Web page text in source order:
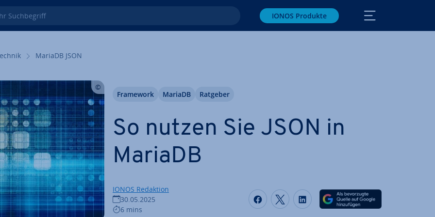
Such­be­griff IONOS Produkte
MariaDB JSON
So nutzen Sie JSON in
MariaDB
IONOS Redaktion
30.05.2025
6 mins
Auf Facebook teilen
Auf Twitter teilen
Auf LinkedIn teilen
Framework MariaDB Ratgeber